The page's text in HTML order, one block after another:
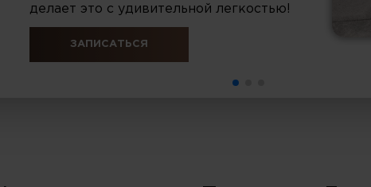
делает это с удивительной легкостью!
ЗАПИСАТЬСЯ